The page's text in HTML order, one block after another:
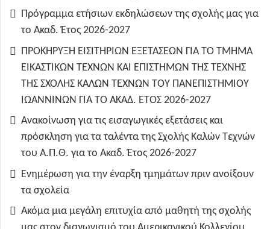
Πρόγραμμα ετήσιων εκδηλώσεων της σχολής μας για
το Ακαδ. Έτος 2026-2027
ΠΡΟΚΗΡΥΞΗ ΕΙΣΙΤΗΡΙΩΝ ΕΞΕΤΑΣΕΩΝ ΓΙΑ ΤO TMHMA
ΕΙΚΑΣΤΙΚΩΝ ΤΕΧΝΩΝ ΚΑΙ ΕΠΙΣΤΗΜΩΝ ΤΗΣ ΤΕΧΝΗΣ
ΤΗΣ ΣΧΟΛΗΣ ΚΑΛΩΝ ΤΕΧΝΩΝ ΤΟΥ ΠΑΝΕΠΙΣΤΗΜΙΟΥ
ΙΩΑΝΝΙΝΩΝ ΓΙΑ ΤΟ ΑΚΑΔ. ΕΤΟΣ 2026-2027
Ανακοίνωση για τις εισαγωγικές εξετάσεις και
πρόσκληση για τα ταλέντα της Σχολής Καλών Τεχνών
του Α.Π.Θ. για το Ακαδ. Έτος 2026-2027
Ενημέρωση για την έναρξη τμημάτων πριν ανοίξουν
τα σχολεία
Ακόμα μια μεγάλη επιτυχία από μαθητή της σχολής